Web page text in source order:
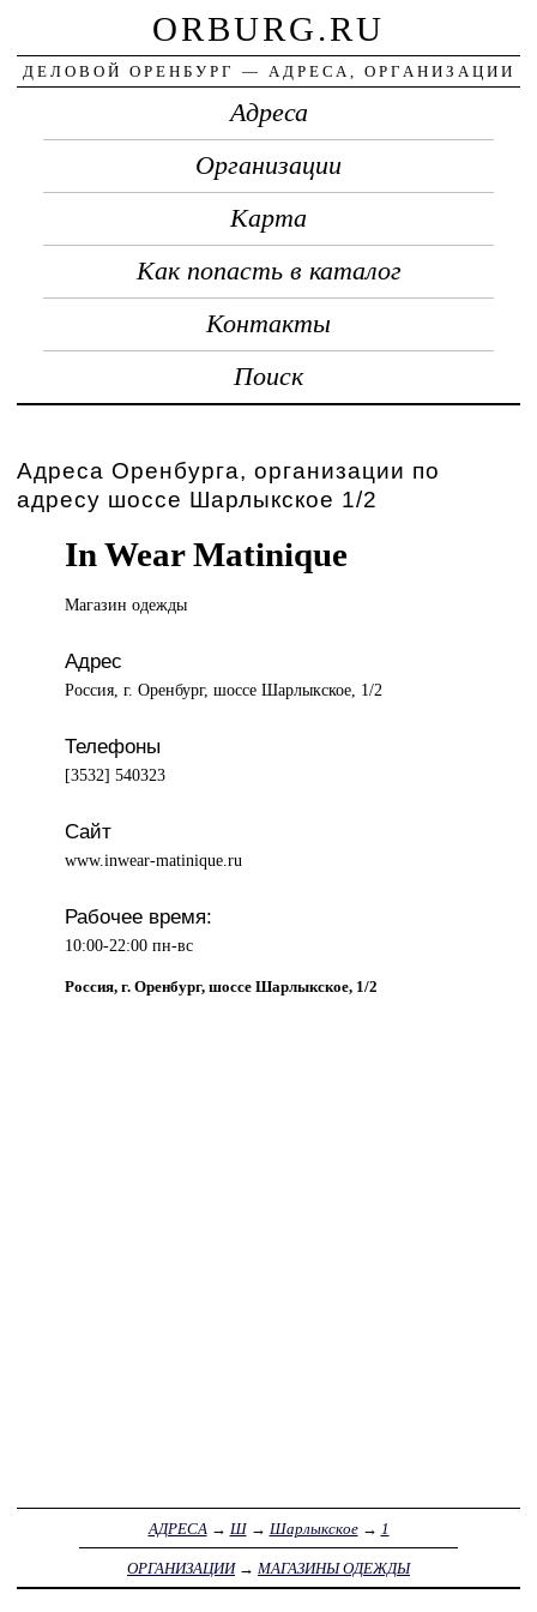
ORBURG.RU
ДЕЛОВОЙ ОРЕНБУРГ — АДРЕСА, ОРГАНИЗАЦИИ
Адреса
Организации
Карта
Как попасть в каталог
Контакты
Поиск
Адреса Оренбурга, организации по
адресу шоссе Шарлыкское 1/2
In Wear Matinique
Магазин одежды
Адрес
Россия, г. Оренбург, шоссе Шарлыкское, 1/2
Телефоны
[3532] 540323
Сайт
www.inwear-matinique.ru
Рабочее время:
10:00-22:00 пн-вс
Россия, г. Оренбург, шоссе Шарлыкское, 1/2
АДРЕСА → Ш→ Шарлыкское→ 1
ОРГАНИЗАЦИИ→ МАГАЗИНЫ ОДЕЖДЫ